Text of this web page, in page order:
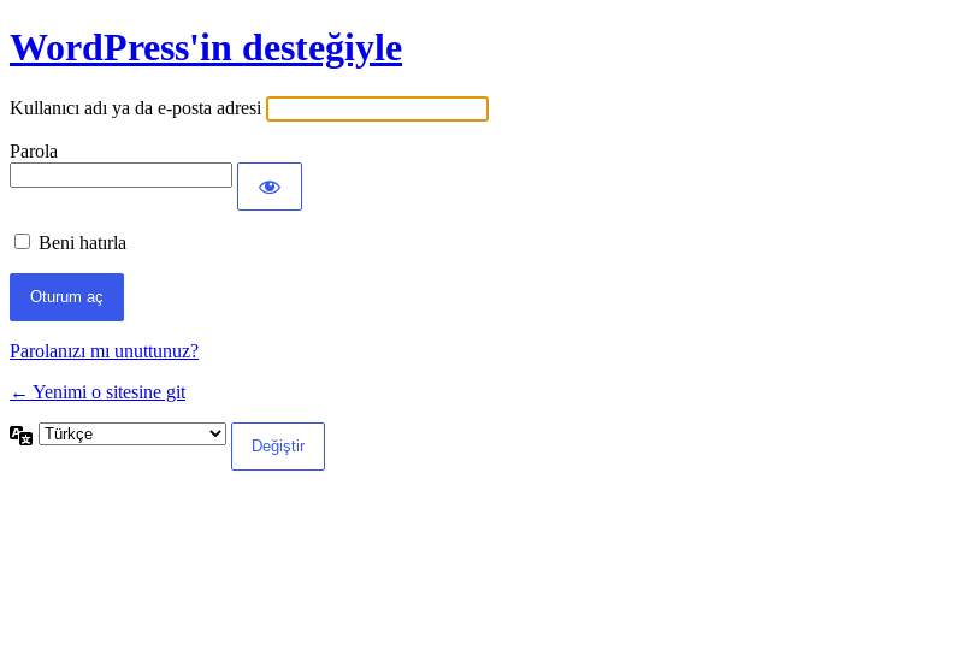
WordPress'in desteğiyle
Kullanıcı adı ya da e-posta adresi
Parola
Beni hatırla
Parolanızı mı unuttunuz?
← Yenimi o sitesine git